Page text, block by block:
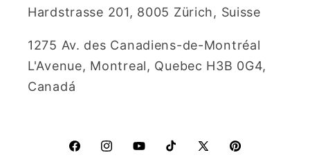
Hardstrasse 201, 8005 Zürich, Suisse
1275 Av. des Canadiens-de-Montréal
L'Avenue, Montreal, Quebec H3B 0G4,
Canadá
FacebookInstagramYouTubeTikTokX
Pinterest